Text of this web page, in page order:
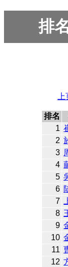
排
排名
1
2
3
4
5
6
7
8
9
10
11
12